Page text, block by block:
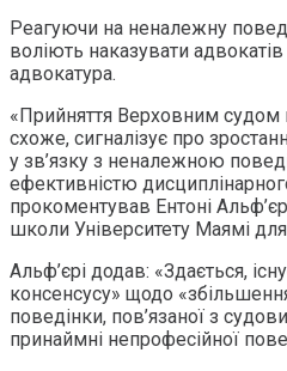
Реагуючи на неналежну
воліють наказувати
адвокатура.
«Прийняття Верховним судом
схоже, сигналізує про
у зв’язку з неналежною
ефективністю
прокоментував Ентоні
школи Університету Маямі
Альф’єрі додав: «Здається,
консенсусу» щодо
поведінки, пов’язаної з
принаймні непрофесійної